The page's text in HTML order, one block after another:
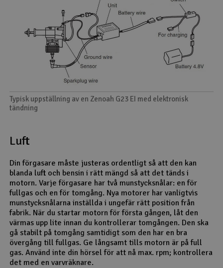
Typisk uppställning av en Zenoah G23 EI med elektronisk
tändning
Luft
Din förgasare måste justeras ordentligt så att den kan
blanda luft och bensin i rätt mängd så att det tänds i
motorn. Varje förgasare har två munstycksnålar: en för
fullgas och en för tomgång. Nya motorer har vanligtvis
munstycksnålarna inställda i ungefär rätt position från
fabrik. När du startar motorn för första gången, låt den
värmas upp lite innan du kontrollerar tomgången. Den ska
gå stabilt på tomgång samtidigt som den har en bra
övergång till fullgas. Ge långsamt tills motorn är på full
gas. Använd inte din hörsel för att nå max. rpm; kontrollera
det med en varvräknare.